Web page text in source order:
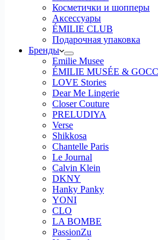
Косметички и шопперы
Аксессуары
ÉMILIE CLUB
Подарочная упаковка
Бренды
Emilie Musee
ÉMILIE MUSÉE &
LOVE Stories
Dear Me Lingerie
Closer Couture
PRELUDIYA
Verse
Shikkosa
Chantelle Paris
Le Journal
Calvin Klein
DKNY
Hanky Panky
YONI
CLO
LA BOMBE
PassionZu